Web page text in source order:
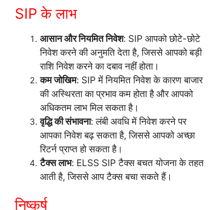
SIP के लाभ
आसान और नियमित निवेश: SIP आपको छोटे-छोटे
निवेश करने की अनुमति देता है, जिससे आपको बड़ी
राशि निवेश करने का दबाव नहीं होता।
कम जोखिम: SIP में नियमित निवेश के कारण बाजार
की अस्थिरता का प्रभाव कम होता है और आपको
अधिकतम लाभ मिल सकता है।
वृद्धि की संभावना: लंबी अवधि में निवेश करने पर
आपका निवेश बढ़ सकता है, जिससे आपको अच्छा
रिटर्न प्राप्त हो सकता है।
टैक्स लाभ: ELSS SIP टैक्स बचत योजना के तहत
आती है, जिससे आप टैक्स बचा सकते हैं।
निष्कर्ष